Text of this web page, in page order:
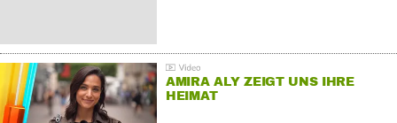
AMIRA ALY ZEIGT UNS IHRE
HEIMAT